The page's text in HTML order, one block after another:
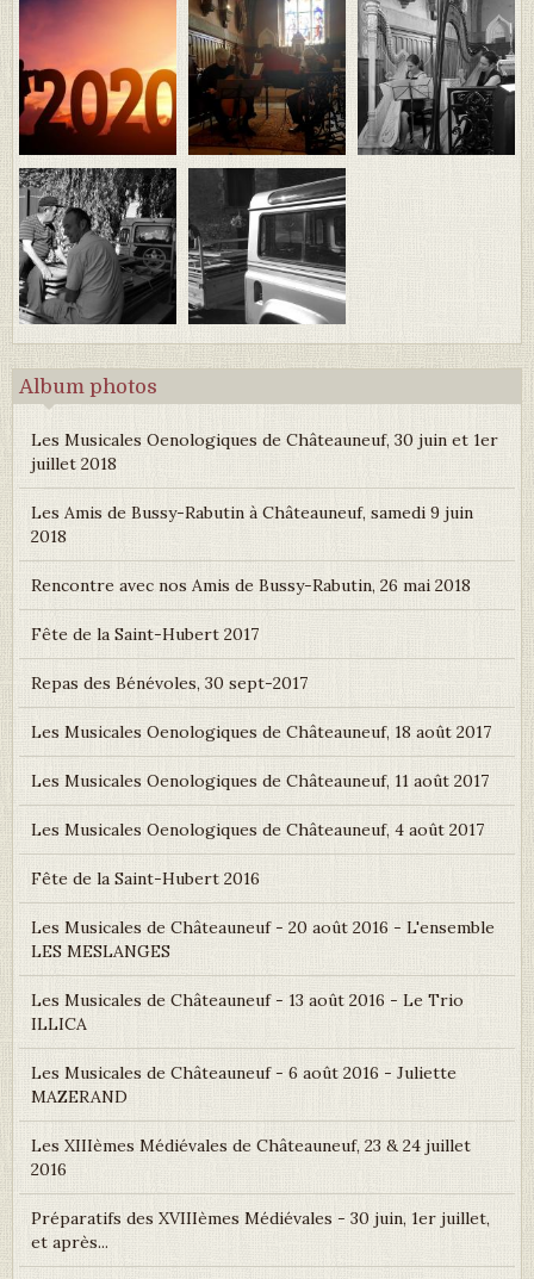
Album photos
Les Musicales Oenologiques de Châteauneuf, 30 juin et 1er
juillet 2018
Les Amis de Bussy-Rabutin à Châteauneuf, samedi 9 juin
2018
Rencontre avec nos Amis de Bussy-Rabutin, 26 mai 2018
Fête de la Saint-Hubert 2017
Repas des Bénévoles, 30 sept-2017
Les Musicales Oenologiques de Châteauneuf, 18 août 2017
Les Musicales Oenologiques de Châteauneuf, 11 août 2017
Les Musicales Oenologiques de Châteauneuf, 4 août 2017
Fête de la Saint-Hubert 2016
Les Musicales de Châteauneuf - 20 août 2016 - L'ensemble
LES MESLANGES
Les Musicales de Châteauneuf - 13 août 2016 - Le Trio
ILLICA
Les Musicales de Châteauneuf - 6 août 2016 - Juliette
MAZERAND
Les XIIIèmes Médiévales de Châteauneuf, 23 & 24 juillet
2016
Préparatifs des XVIIIèmes Médiévales - 30 juin, 1er juillet,
et après...